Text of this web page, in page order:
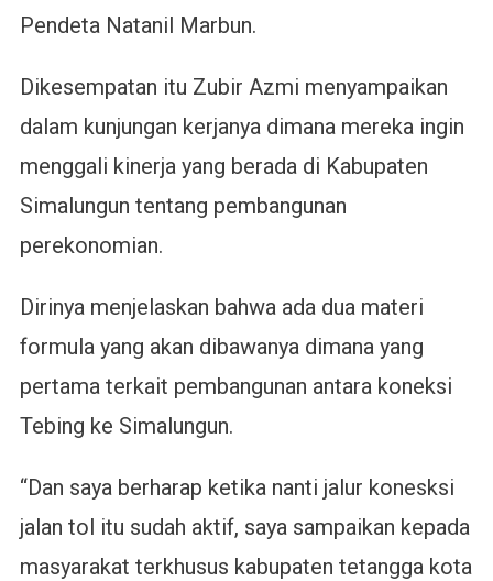
Pendeta Natanil Marbun.
Dikesempatan itu Zubir Azmi menyampaikan
dalam kunjungan kerjanya dimana mereka ingin
menggali kinerja yang berada di Kabupaten
Simalungun tentang pembangunan
perekonomian.
Dirinya menjelaskan bahwa ada dua materi
formula yang akan dibawanya dimana yang
pertama terkait pembangunan antara koneksi
Tebing ke Simalungun.
“Dan saya berharap ketika nanti jalur konesksi
jalan tol itu sudah aktif, saya sampaikan kepada
masyarakat terkhusus kabupaten tetangga kota